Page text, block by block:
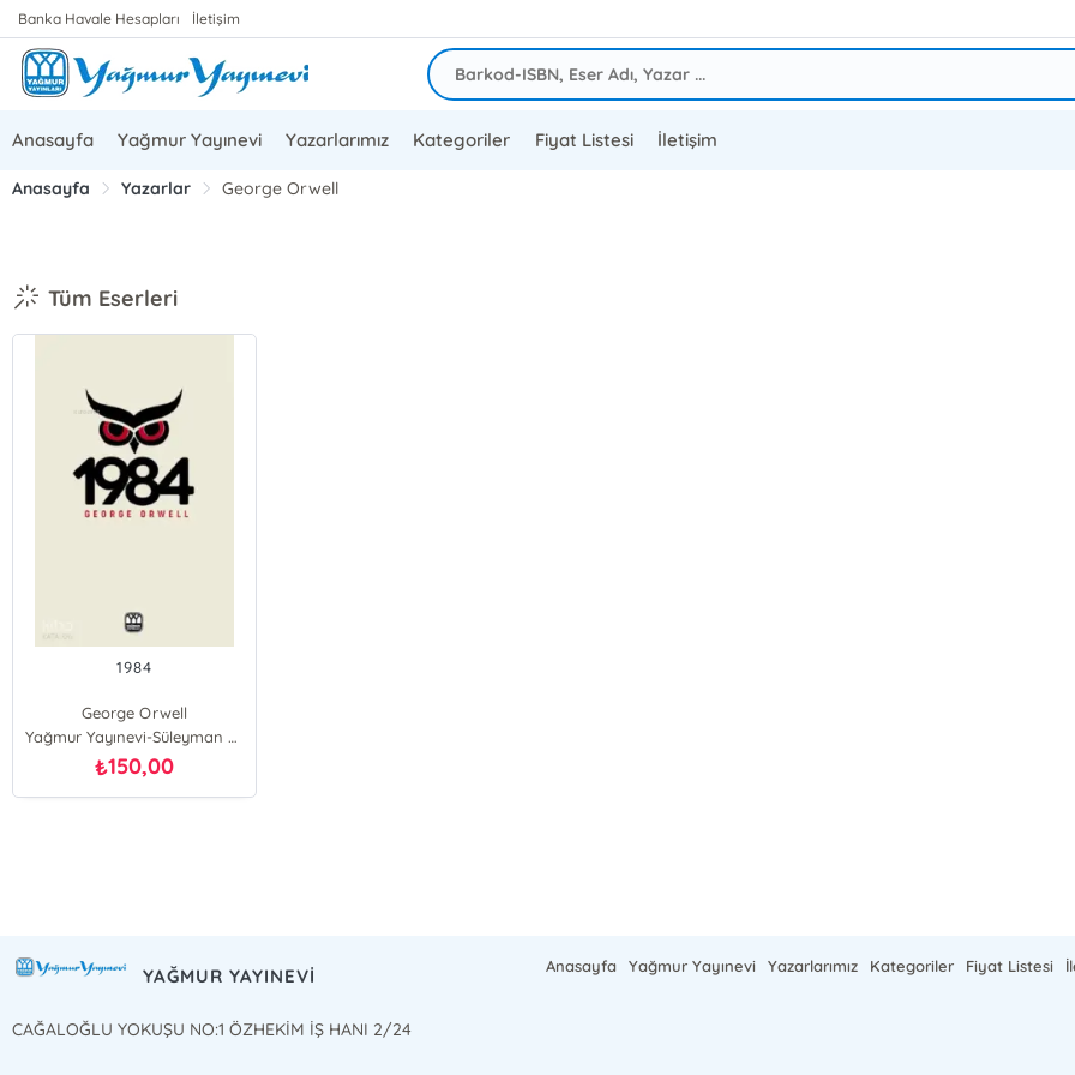
Banka Havale Hesapları İletişim
Anasayfa Yağmur Yayınevi Yazarlarımız Kategoriler Fiyat Listesi İletişim
Anasayfa Yazarlar George Orwell
Tüm Eserleri
1984
George Orwell
Yağmur Yayınevi-Süleyman Özdemir
₺150,00
YAĞMUR YAYINEVİ
CAĞALOĞLU YOKUŞU NO:1 ÖZHEKİM İŞ HANI 2/24
Anasayfa Yağmur Yayınevi Yazarlarımız Kategoriler Fiyat Listesi